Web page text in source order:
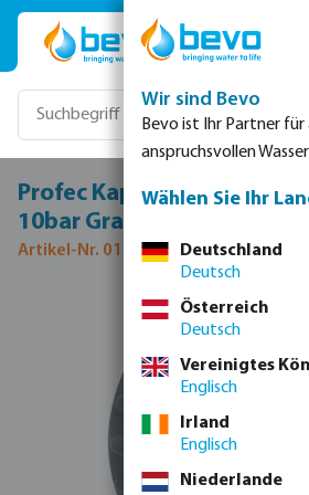
Zum Hauptinhalt springen
Profec Kappe PVC-U 1/2"
10bar Grau Typ Flach
Artikel-Nr. 0110575
Bildergalerie überspringen
Wir sind Bevo
Bevo ist Ihr Partner für
anspruchsvollen
Wählen Sie Ihr
Deutschland
Deutsch
Österreich
Deutsch
Vereinigtes
Englisch
Irland
Englisch
Niederlande